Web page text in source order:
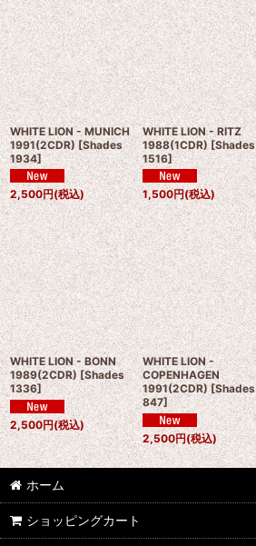
並び順:
絞り込む
WHITE LION - MUNICH
1991(2CDR) [Shades
1934]
2,500円(税込)
WHITE LION - RITZ
1988(1CDR) [Shades
1516]
1,500円(税込)
WHITE LION - BONN
1989(2CDR) [Shades
1336]
2,500円(税込)
WHITE LION -
COPENHAGEN
1991(2CDR) [Shades
847]
2,500円(税込)
ホーム
ショッピングカート